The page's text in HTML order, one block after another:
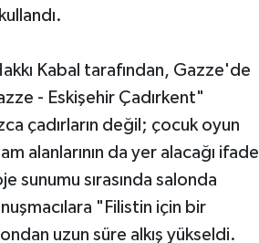
Kabal tarafından, Gazze'de
- Eskişehir Çadırkent"
çadırların değil; çocuk oyun
alanlarının da yer alacağı ifade
sunumu sırasında salonda
"Filistin için bir
uzun süre alkış yükseldi.